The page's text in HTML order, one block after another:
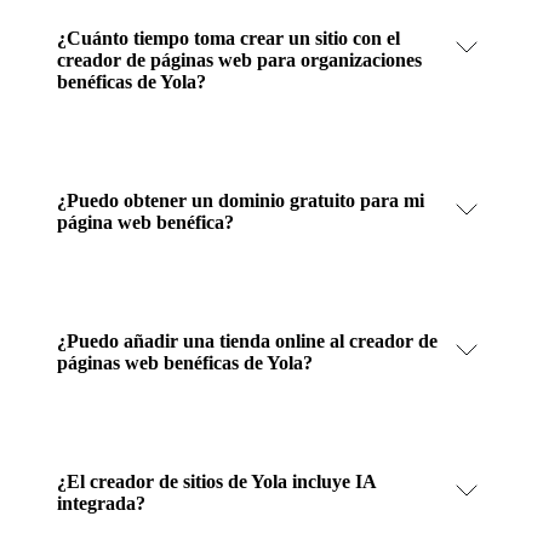
¿Cuánto tiempo toma crear un sitio con el
creador de páginas web para organizaciones
benéficas de Yola?
¿Puedo obtener un dominio gratuito para mi
página web benéfica?
¿Puedo añadir una tienda online al creador de
páginas web benéficas de Yola?
¿El creador de sitios de Yola incluye IA
integrada?